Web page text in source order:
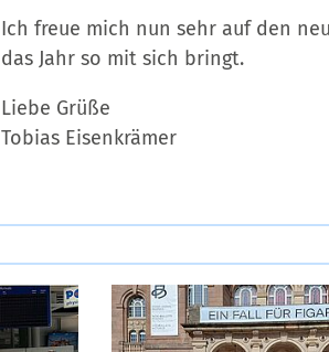
Ich freue mich nun sehr auf den
das Jahr so mit sich bringt.
Liebe Grüße
Tobias Eisenkrämer